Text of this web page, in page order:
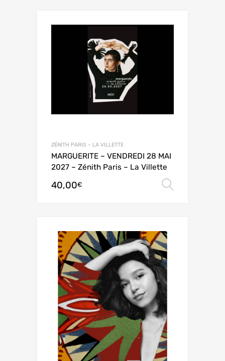
ZÉNITH PARIS – LA VILLETTE
MARGUERITE – VENDREDI 28 MAI
2027 – Zénith Paris – La Villette
40,00€